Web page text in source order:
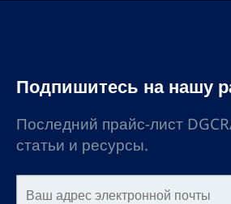
Подпишитесь на нашу
Последний прайс-лист
статьи и ресурсы.